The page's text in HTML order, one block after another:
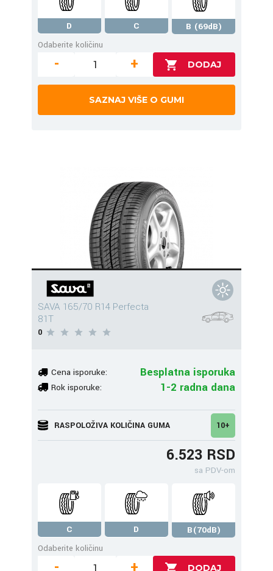
D C
B (69dB)
Odaberite količinu
- +
SAZNAJ VIŠE O GUMI
SAVA 165/70 R14 Perfecta
81T
0
Cena isporuke: Besplatna isporuka
Rok isporuke: 1-2 radna dana
RASPOLOŽIVA KOLIČINA GUMA 10+
6.523 RSD
sa PDV-om
C D
B(70dB)
Odaberite količinu